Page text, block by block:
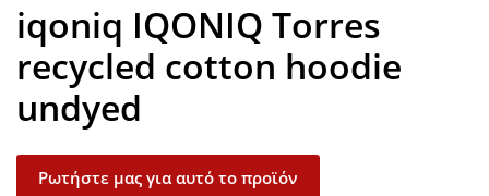
iqoniq IQONIQ Torres
recycled cotton hoodie
undyed
Ρωτήστε μας για αυτό το προϊόν